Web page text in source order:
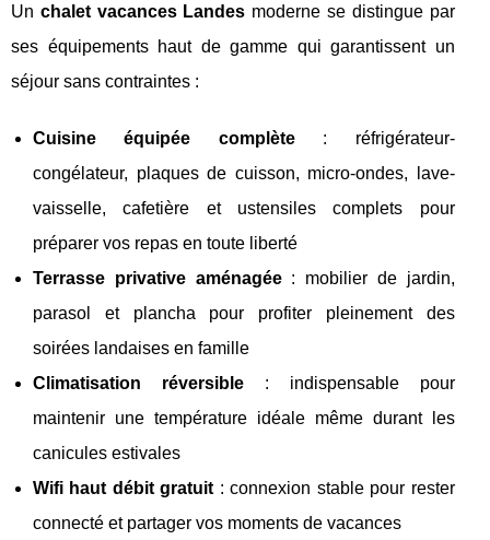
Un chalet vacances Landes moderne se distingue par
ses équipements haut de gamme qui garantissent un
séjour sans contraintes :
Cuisine équipée complète: réfrigérateur-
congélateur, plaques de cuisson, micro-ondes, lave-
vaisselle, cafetière et ustensiles complets pour
préparer vos repas en toute liberté
Terrasse privative aménagée: mobilier de jardin,
parasol et plancha pour profiter pleinement des
soirées landaises en famille
Climatisation réversible: indispensable pour
maintenir une température idéale même durant les
canicules estivales
Wifi haut débit gratuit : connexion stable pour rester
connecté et partager vos moments de vacances